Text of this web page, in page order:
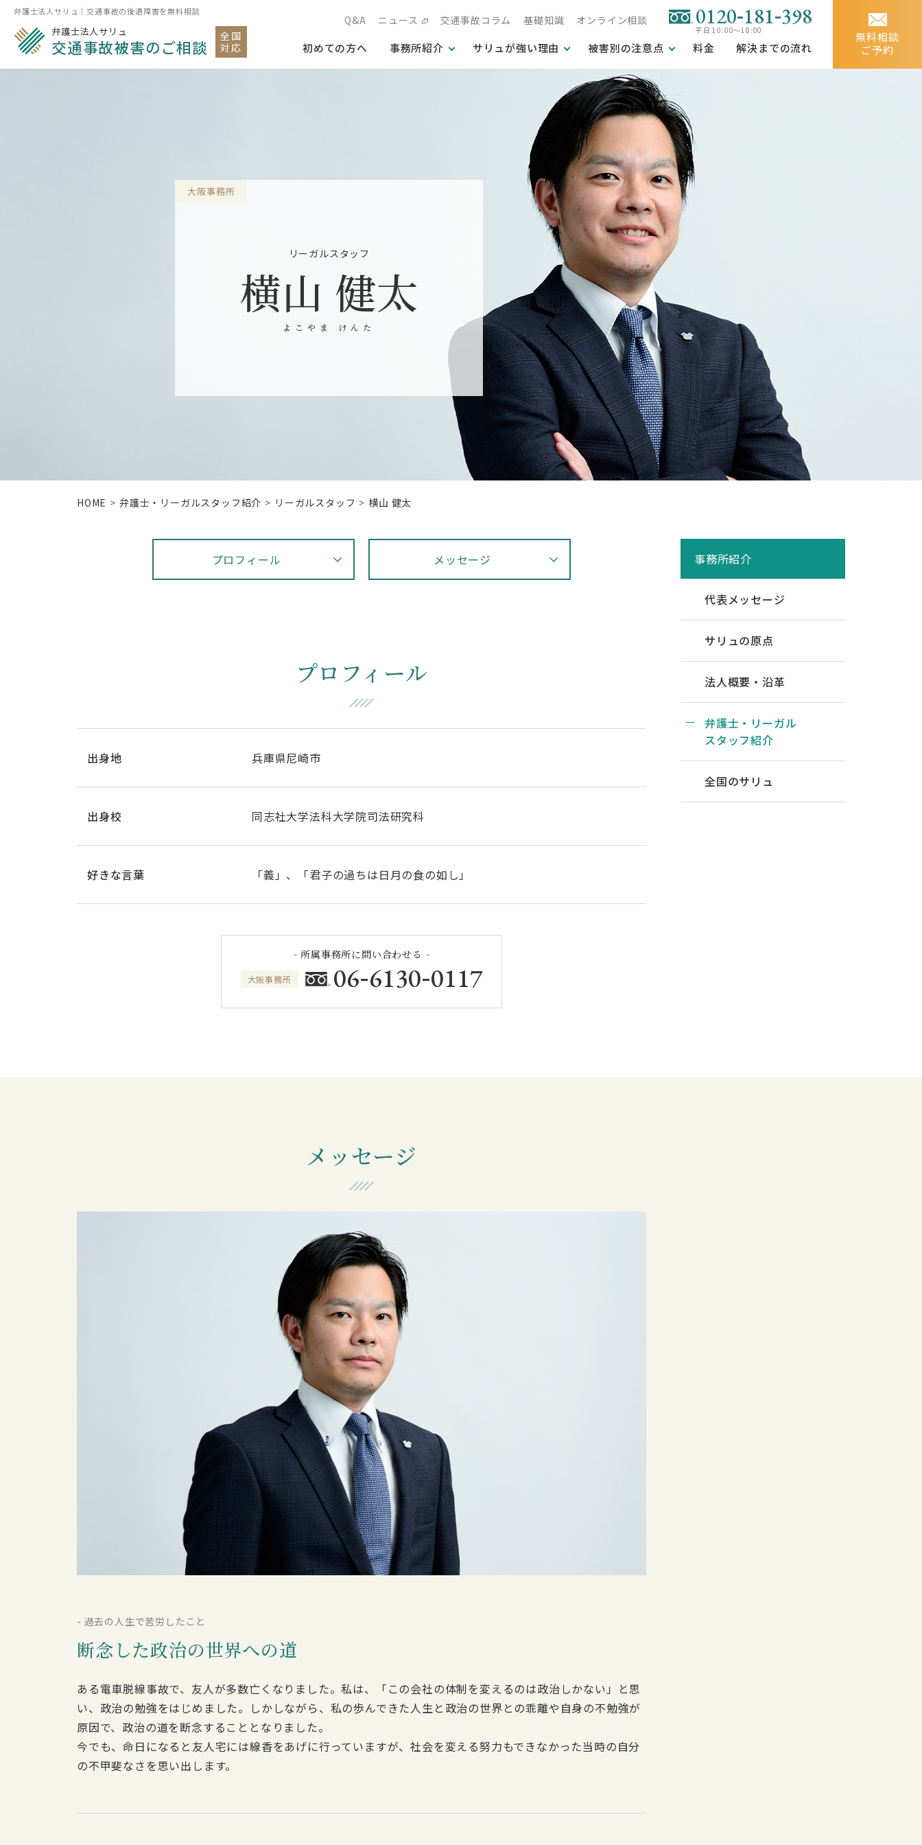
弁護士法人サリュ｜交通事故の後遺障害を無料相談
弁護士法人サリュ
交通事故被害のご相談
全国
対応
Q&A ニュース 交通事故コラム 基礎知識 オンライン相談 0120-181-398
平日 10:00～18:00
無料相談
ご予約
初めての方へ 事務所紹介 サリュが強い理由 被害別の注意点 料金 解決までの流れ
大阪事務所
リーガルスタッフ
横山 健太
よこやま けんた
HOME 弁護⼠・リーガルスタッフ紹介 リーガルスタッフ 横山 健太
プロフィール メッセージ
プロフィール
出身地 兵庫県尼崎市
出身校 同志社大学法科大学院司法研究科
好きな言葉 「義」、「君子の過ちは日月の食の如し」
- 所属事務所に問い合わせる -
大阪事務所 06-6130-0117
メッセージ
- 過去の人生で苦労したこと
断念した政治の世界への道
ある電車脱線事故で、友人が多数亡くなりました。私は、「この会社の体制を変えるのは政治しかない」と思
い、政治の勉強をはじめました。しかしながら、私の歩んできた人生と政治の世界との乖離や自身の不勉強が
原因で、政治の道を断念することとなりました。
今でも、命日になると友人宅には線香をあげに行っていますが、社会を変える努力もできなかった当時の自分
の不甲斐なさを思い出します。
事務所紹介
代表メッセージ
サリュの原点
法人概要・沿革
弁護士・リーガル
スタッフ紹介
全国のサリュ